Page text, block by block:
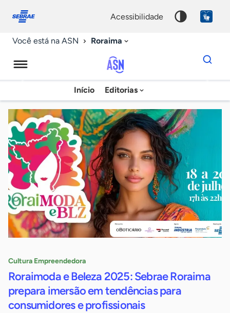
conosco
acessibilidade
Você está na ASN Roraima
Agência
Sebrae
de
Notícias
Início Editorias
Dados
para
chave
Cultura Empreendedora
Roraimoda e Beleza 2025: Sebrae Roraima
prepara imersão em tendências para
consumidores e profissionais